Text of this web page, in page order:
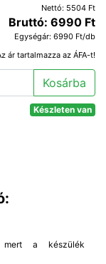
Nettó: 5504 Ft
Bruttó: 6990 Ft
Egységár: 6990 Ft/db
ár tartalmazza az ÁFA-t!
Kosárba
Készleten van
mert a készülék